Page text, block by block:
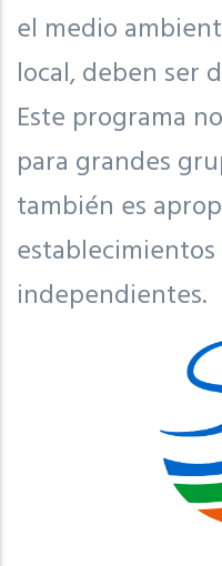
el medio
local, deben ser
Este programa
para grandes
también es
independientes.